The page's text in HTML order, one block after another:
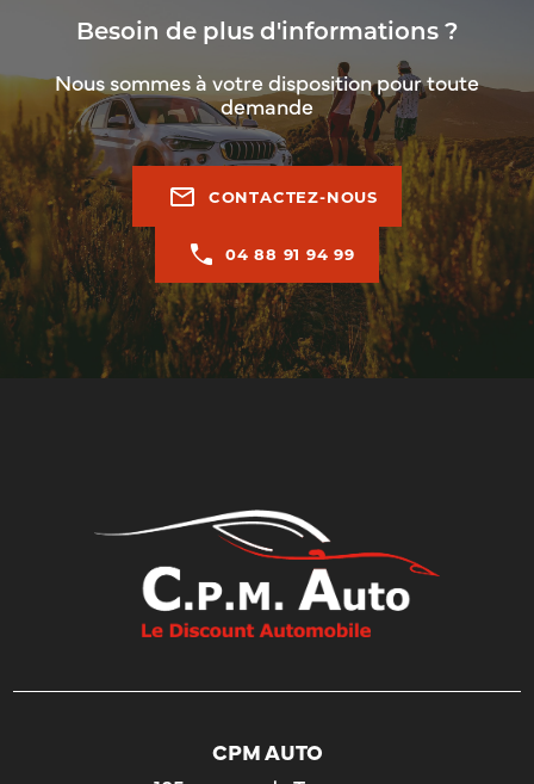
Besoin de plus d'informations ?
Nous sommes à votre disposition pour toute
demande
mail_outline CONTACTEZ-NOUS
04 88 91 94 99
CPM AUTO